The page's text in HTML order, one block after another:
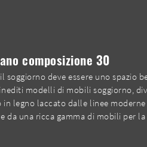
composizione 30
soggiorno deve essere uno spazio
modelli di mobili soggiorno,
in legno laccato dalle linee
da una ricca gamma di mobili per